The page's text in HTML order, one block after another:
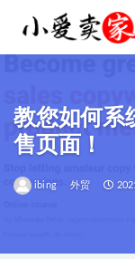
教您如何系
售页面！
ibing 外贸